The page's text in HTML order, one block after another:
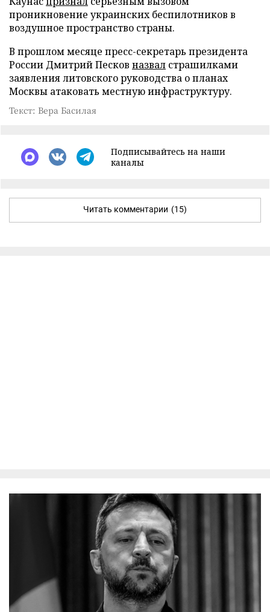
проникновение украинских беспилотников в
воздушное пространство страны.
В прошлом месяце пресс-секретарь президента
России Дмитрий Песков назвал страшилками
заявления литовского руководства о планах
Москвы атаковать местную инфраструктуру.
Текст: Вера Басилая
Подписывайтесь на наши
каналы
Читать комментарии (15)